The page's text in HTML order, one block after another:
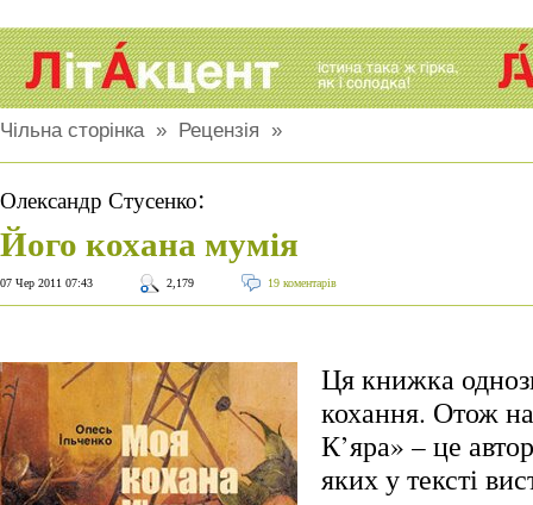
Чільна сторінка» Рецензія »
Олександр Стусенко:
Його кохана мумія
07 Чер 2011 07:43 2,179 19 коментарів
Ця книжка
кохання. Отож
К’яра» – це
яких у тексті